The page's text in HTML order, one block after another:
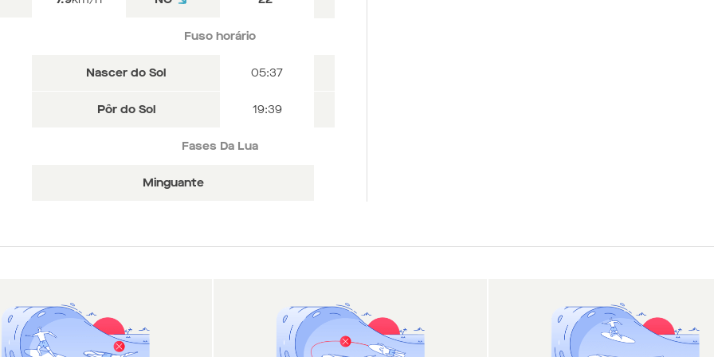
Fuso horário
Nascer do Sol 05:37
Pôr do Sol 19:39
Fases Da Lua
Minguante
Fuso horário
Nascer do Sol 05:37
Pôr do Sol 19:39
Fases Da Lua
Minguante
Fuso horário
Nascer do Sol 05:37
Pôr do Sol 19:39
Fases Da Lua
Minguante